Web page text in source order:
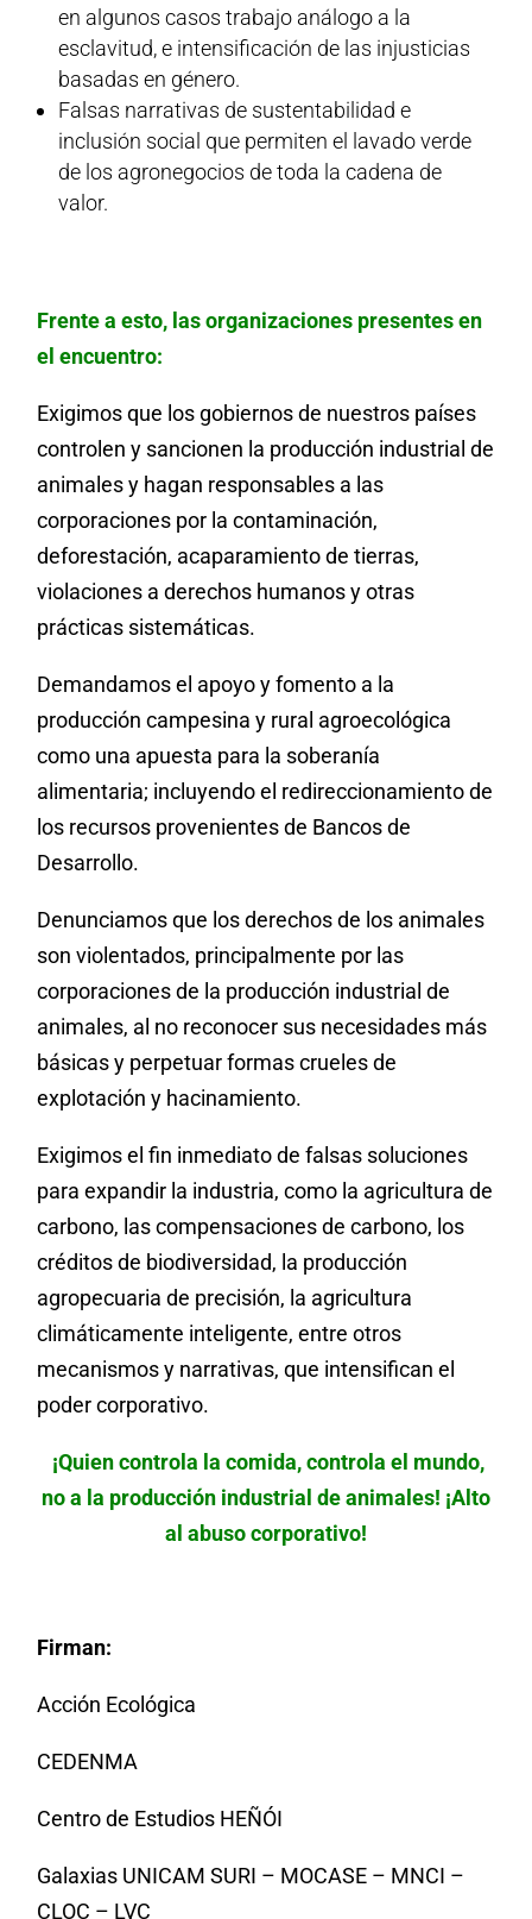
en algunos casos trabajo análogo a la
esclavitud, e intensificación de las injusticias
basadas en género.
Falsas narrativas de sustentabilidad e
inclusión social que permiten el lavado verde
de los agronegocios de toda la cadena de
valor.
Frente a esto, las organizaciones presentes en
el encuentro:
Exigimos que los gobiernos de nuestros países
controlen y sancionen la producción industrial de
animales y hagan responsables a las
corporaciones por la contaminación,
deforestación, acaparamiento de tierras,
violaciones a derechos humanos y otras
prácticas sistemáticas.
Demandamos el apoyo y fomento a la
producción campesina y rural agroecológica
como una apuesta para la soberanía
alimentaria; incluyendo el redireccionamiento de
los recursos provenientes de Bancos de
Desarrollo.
Denunciamos que los derechos de los animales
son violentados, principalmente por las
corporaciones de la producción industrial de
animales, al no reconocer sus necesidades más
básicas y perpetuar formas crueles de
explotación y hacinamiento.
Exigimos el fin inmediato de falsas soluciones
para expandir la industria, como la agricultura de
carbono, las compensaciones de carbono, los
créditos de biodiversidad, la producción
agropecuaria de precisión, la agricultura
climáticamente inteligente, entre otros
mecanismos y narrativas, que intensifican el
poder corporativo.
¡Quien controla la comida, controla el mundo,
no a la producción industrial de animales! ¡Alto
al abuso corporativo!
Firman:
Acción Ecológica
CEDENMA
Centro de Estudios HEÑÓI
Galaxias UNICAM SURI – MOCASE – MNCI –
CLOC – LVC